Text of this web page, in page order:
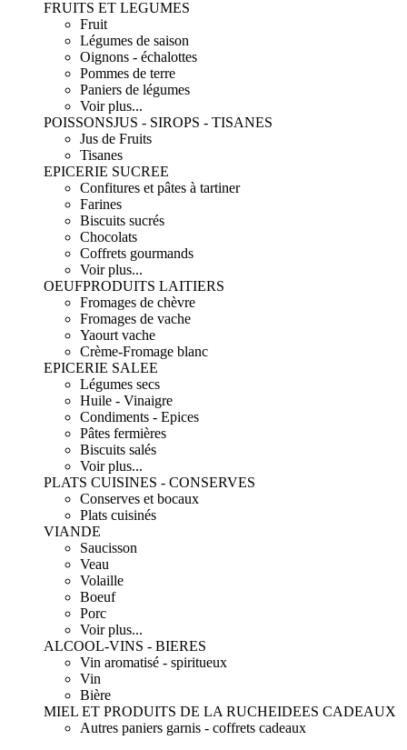
FRUITS ET LEGUMES
Fruit
Légumes de saison
Oignons - échalottes
Pommes de terre
Paniers de légumes
Voir plus...
POISSONSJUS - SIROPS - TISANES
Jus de Fruits
Tisanes
EPICERIE SUCREE
Confitures et pâtes à tartiner
Farines
Biscuits sucrés
Chocolats
Coffrets gourmands
Voir plus...
OEUFPRODUITS LAITIERS
Fromages de chèvre
Fromages de vache
Yaourt vache
Crème-Fromage blanc
EPICERIE SALEE
Légumes secs
Huile - Vinaigre
Condiments - Epices
Pâtes fermières
Biscuits salés
Voir plus...
PLATS CUISINES - CONSERVES
Conserves et bocaux
Plats cuisinés
VIANDE
Saucisson
Veau
Volaille
Boeuf
Porc
Voir plus...
ALCOOL-VINS - BIERES
Vin aromatisé - spiritueux
Vin
Bière
MIEL ET PRODUITS DE LA RUCHEIDEES CADEAUX
Autres paniers garnis - coffrets cadeaux